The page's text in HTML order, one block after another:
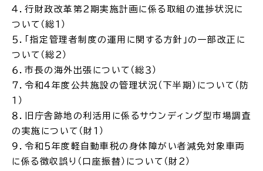
ごみ・リサイクル
各種相談窓口
４．行財政改革第２期実施計画に係る取組の進捗状況に
ついて（総１）
５．「指定管理者制度の運用に関する方針」の一部改正に
ついて（総２）
６．市長の海外出張について（総３）
７．令和４年度公共施設の管理状況（下半期）について（防
１）
８．旧庁舎跡地の利活用に係るサウンディング型市場調査
の実施について（財１）
９．令和５年度軽自動車税の身体障がい者減免対象車両
に係る徴収誤り（口座振替）について（財２）